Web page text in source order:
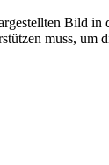
Bild
muss, um